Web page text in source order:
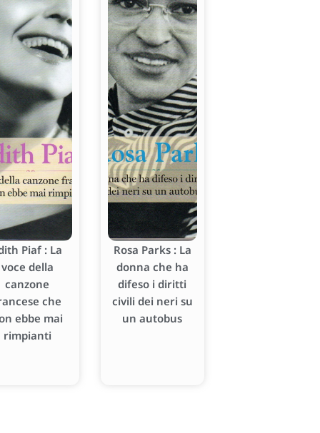
Piaf : La
voce della
canzone
che
ebbe mai
rimpianti
Rosa Parks : La
donna che ha
difeso i diritti
civili dei neri su
un autobus